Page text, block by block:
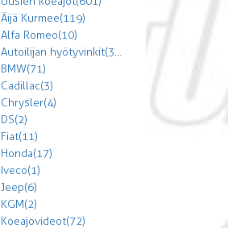
Äijä Kurmee (119)
Alfa Romeo (10)
Autoilijan hyötyvinkit (300)
BMW (71)
Cadillac (3)
Chrysler (4)
DS (2)
Fiat (11)
Honda (17)
Iveco (1)
Jeep (6)
KGM (2)
Koeajovideot (72)